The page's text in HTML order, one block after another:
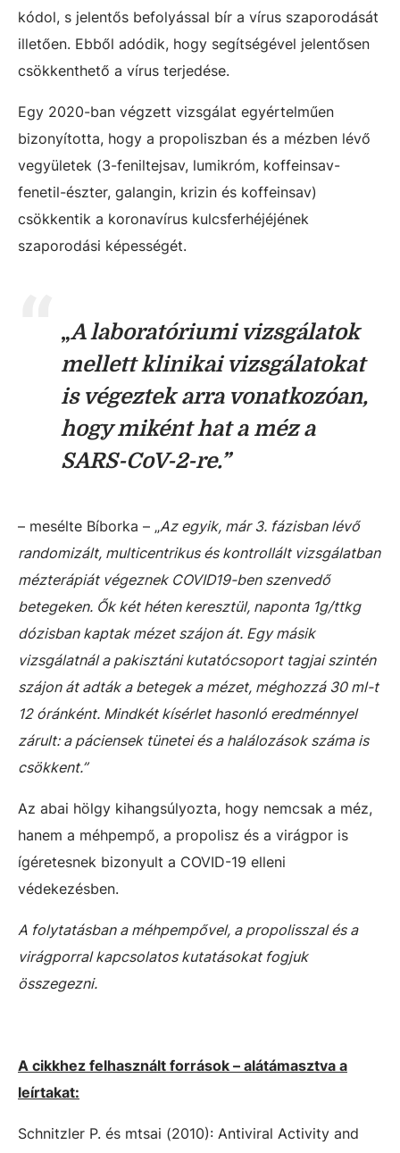
kódol, s jelentős befolyással bír a vírus szaporodását
illetően. Ebből adódik, hogy segítségével jelentősen
csökkenthető a vírus terjedése.
Egy 2020-ban végzett vizsgálat egyértelműen
bizonyította, hogy a propoliszban és a mézben lévő
vegyületek (3-feniltejsav, lumikróm, koffeinsav-
fenetil-észter, galangin, krizin és koffeinsav)
csökkentik a koronavírus kulcsferhéjéjének
szaporodási képességét.
„A laboratóriumi vizsgálatok
mellett klinikai vizsgálatokat
is végeztek arra vonatkozóan,
hogy miként hat a méz a
SARS-CoV-2-re.”
– mesélte Bíborka – „Az egyik, már 3. fázisban lévő
randomizált, multicentrikus és kontrollált vizsgálatban
mézterápiát végeznek COVID19-ben szenvedő
betegeken. Ők két héten keresztül, naponta 1g/ttkg
dózisban kaptak mézet szájon át. Egy másik
vizsgálatnál a pakisztáni kutatócsoport tagjai szintén
szájon át adták a betegek a mézet, méghozzá 30 ml-t
12 óránként. Mindkét kísérlet hasonló eredménnyel
zárult: a páciensek tünetei és a halálozások száma is
csökkent.”
Az abai hölgy kihangsúlyozta, hogy nemcsak a méz,
hanem a méhpempő, a propolisz és a virágpor is
ígéretesnek bizonyult a COVID-19 elleni
védekezésben.
A folytatásban a méhpempővel, a propolisszal és a
virágporral kapcsolatos kutatásokat fogjuk
összegezni.
A cikkhez felhasznált források – alátámasztva a
leírtakat:
Schnitzler P. és mtsai (2010): Antiviral Activity and